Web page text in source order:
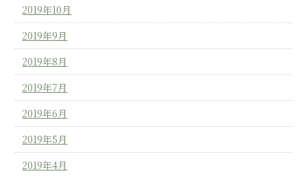
2019年10月
2019年9月
2019年8月
2019年7月
2019年6月
2019年5月
2019年4月